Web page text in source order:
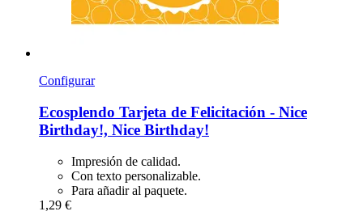
Configurar
Ecosplendo Tarjeta de Felicitación -​ Nice
Birthday!, Nice Birthday!
Impresión de calidad.
Con texto personalizable.
Para añadir al paquete.
1,29 €